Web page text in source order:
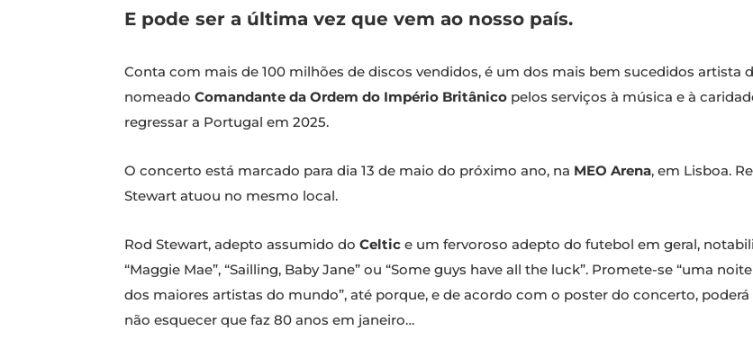
E pode ser a última vez que vem ao nosso país.
Conta com mais de 100 milhões de discos vendidos, é um dos mais bem sucedidos artista
nomeado Comandante da Ordem do Império Britânico pelos serviços à música e à
regressar a Portugal em 2025.
O concerto está marcado para dia 13 de maio do próximo ano, na MEO Arena, em Lisboa.
Stewart atuou no mesmo local.
Rod Stewart, adepto assumido do Celtic e um fervoroso adepto do futebol em geral,
“Maggie Mae”, “Sailling, Baby Jane” ou “Some guys have all the luck”. Promete-se “uma
dos maiores artistas do mundo”, até porque, e de acordo com o poster do concerto,
não esquecer que faz 80 anos em janeiro…